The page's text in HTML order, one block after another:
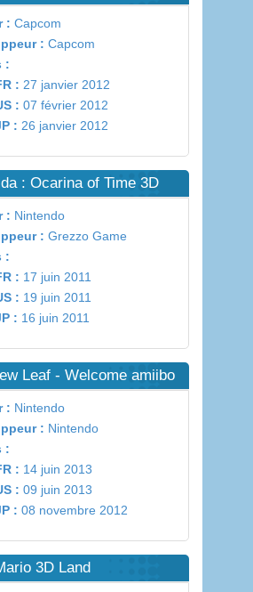
: Capcom
: Capcom
:
: 27 janvier 2012
: 07 février 2012
: 26 janvier 2012
: Ocarina of Time 3D
: Nintendo
: Grezzo Game
:
: 17 juin 2011
: 19 juin 2011
: 16 juin 2011
Leaf - Welcome amiibo
: Nintendo
: Nintendo
:
: 14 juin 2013
: 09 juin 2013
: 08 novembre 2012
3D Land